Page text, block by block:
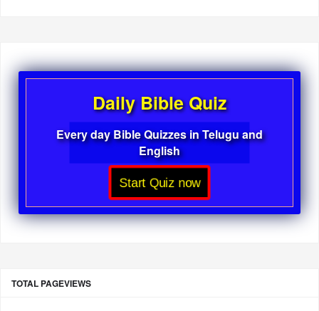
Daily Bible Quiz
Every day Bible Quizzes in Telugu and
English
Start Quiz now
TOTAL PAGEVIEWS